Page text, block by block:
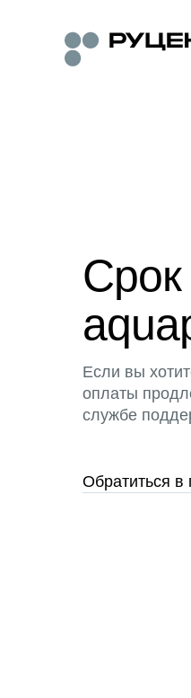
Срок
Если вы
оплаты
службе
Обратиться в